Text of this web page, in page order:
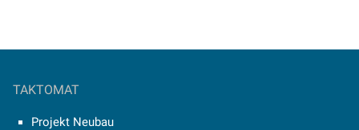
TAKTOMAT
Projekt Neubau